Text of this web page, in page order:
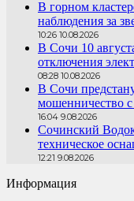
В горном
наблюдения за
10:26 10.08.2026
В Сочи 10
отключения
08:28 10.08.2026
В Сочи
мошенничество
16:04 9.08.2026
Сочинский
техническое
12:21 9.08.2026
Информация